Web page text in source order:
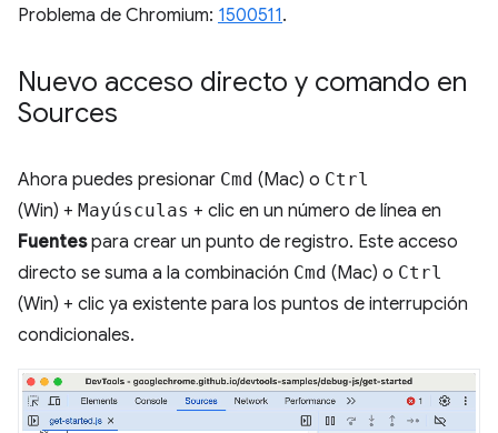
Problema de Chromium: 1500511.
Nuevo acceso directo y comando en
Sources
Ahora puedes presionar Cmd (Mac) o Ctrl
(Win) + Mayúsculas + clic en un número de línea en
Fuentespara crear un punto de registro. Este acceso
directo se suma a la combinación Cmd (Mac) o Ctrl
(Win) + clic ya existente para los puntos de interrupción
condicionales.